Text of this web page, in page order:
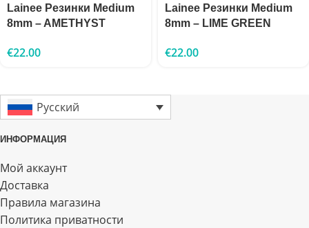
Lainee Резинки Medium
8mm – AMETHYST
€22.00
Lainee Резинки Medium
8mm – LIME GREEN
€22.00
Русский
ИНФОРМАЦИЯ
Мой аккаунт
Доставка
Правила магазина
Политика приватности